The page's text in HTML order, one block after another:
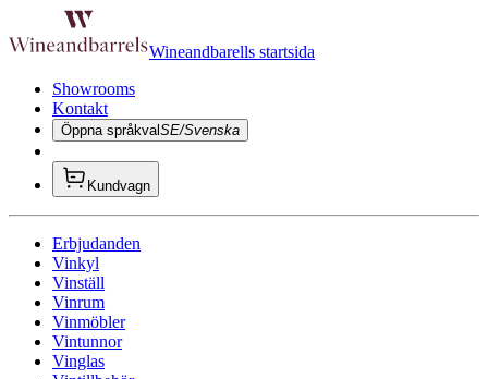
Wineandbarells startsida
Showrooms
Kontakt
Öppna språkvalSE/Svenska
Kundvagn
Erbjudanden
Vinkyl
Vinställ
Vinrum
Vinmöbler
Vintunnor
Vinglas